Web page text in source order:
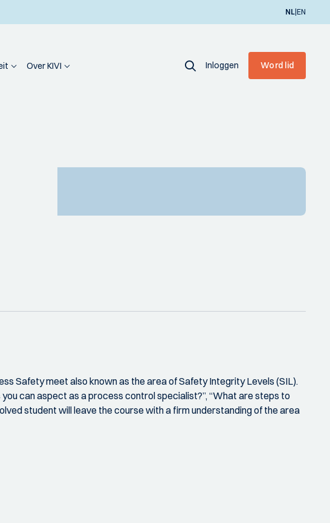
NL|EN
Over KIVI Inloggen Word lid
Safety meet also known as the area of Safety Integrity Levels (SIL).
can aspect as a process control specialist?”, “What are steps to
student will leave the course with a firm understanding of the area